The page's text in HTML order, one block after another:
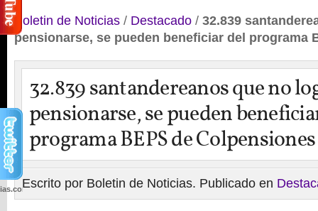
Boletin de Noticias / Destacado / 32.839
pensionarse, se pueden beneficiar del programa
32.839 santandereanos que no
pensionarse, se pueden
programa BEPS de Colpensiones
Escrito por Boletin de Noticias. Publicado en
wp-